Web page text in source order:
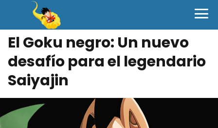
El Goku negro: Un nuevo
desafío para el legendario
Saiyajin